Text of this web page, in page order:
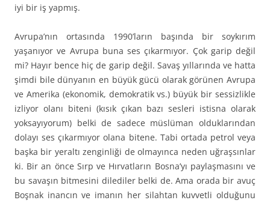
iyi bir iş yapmış.
Avrupa’nın ortasında 1990’ların başında bir soykırım
yaşanıyor ve Avrupa buna ses çıkarmıyor. Çok garip değil
mi? Hayır bence hiç de garip değil. Savaş yıllarında ve hatta
şimdi bile dünyanın en büyük gücü olarak görünen Avrupa
ve Amerika (ekonomik, demokratik vs.) büyük bir sessizlikle
izliyor olanı biteni (kısık çıkan bazı sesleri istisna olarak
yoksayıyorum) belki de sadece müslüman olduklarından
dolayı ses çıkarmıyor olana bitene. Tabi ortada petrol veya
başka bir yeraltı zenginliği de olmayınca neden uğraşsınlar
ki. Bir an önce Sırp ve Hırvatların Bosna’yı paylaşmasını ve
bu savaşın bitmesini dilediler belki de. Ama orada bir avuç
Boşnak inancın ve imanın her silahtan kuvvetli olduğunu